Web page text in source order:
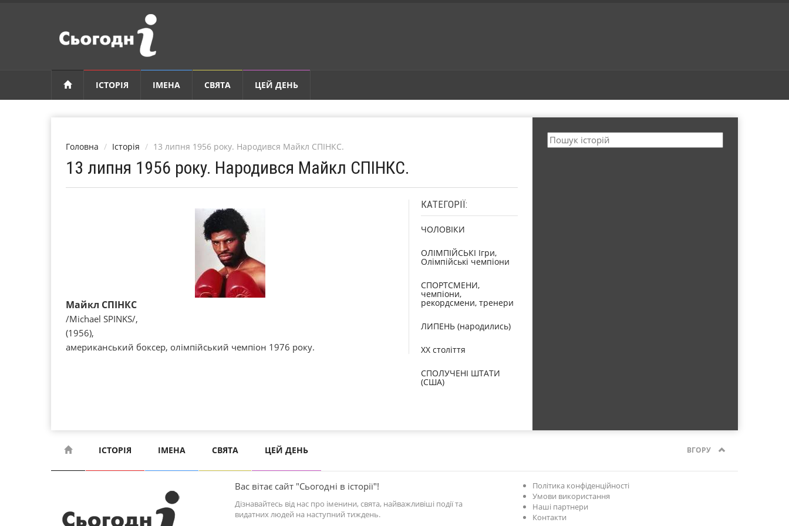
ІСТОРІЯ ІМЕНА СВЯТА ЦЕЙ ДЕНЬ
Головна Історія 13 липня 1956 року. Народився Майкл СПІНКС.
13 липня 1956 року. Народився Майкл СПІНКС.
Майкл СПІНКС
/Mіchael SPІNKS/,
(1956),
американський боксер, олімпійський чемпіон 1976 року.
КАТЕГОРІЇ:
ЧОЛОВІКИ
ОЛІМПІЙСЬКІ Ігри,
Олімпійські чемпіони
СПОРТСМЕНИ,
чемпіони,
рекордсмени, тренери
ЛИПЕНЬ (народились)
XX століття
СПОЛУЧЕНІ ШТАТИ
(США)
ІСТОРІЯ ІМЕНА СВЯТА ЦЕЙ ДЕНЬ ВГОРУ
Вас вітає сайт "Сьогодні в історії"!
Дізнавайтесь від нас про іменини, свята, найважливіші події та
видатних людей на наступний тиждень.
Політика конфіденційності
Умови використання
Наші партнери
Контакти